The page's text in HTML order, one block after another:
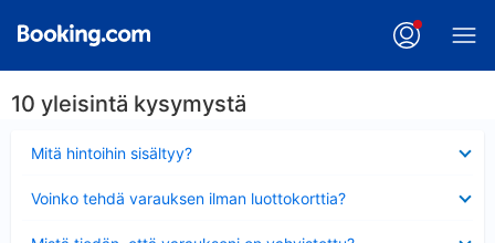
10 yleisintä kysymystä
Mitä hintoihin sisältyy?
Voinko tehdä varauksen ilman luottokorttia?